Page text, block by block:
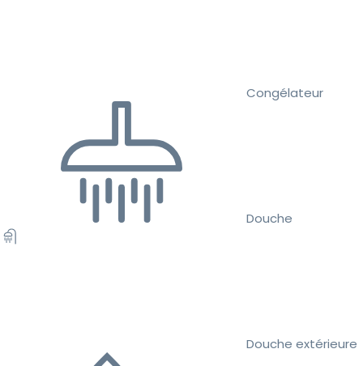
Congélateur
Douche
Douche extérieure